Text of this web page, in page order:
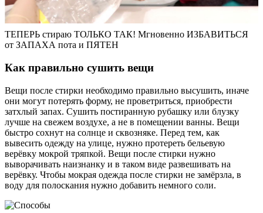
ТЕПЕРЬ стираю ТОЛЬКО ТАК! Мгновенно ИЗБАВИТЬСЯ
от ЗАПАХА пота и ПЯТЕН
Как правильно сушить вещи
Вещи после стирки необходимо правильно высушить, иначе
они могут потерять форму, не проветриться, приобрести
затхлый запах. Сушить постиранную рубашку или блузку
лучше на свежем воздухе, а не в помещении ванны. Вещи
быстро сохнут на солнце и сквозняке. Перед тем, как
вывесить одежду на улице, нужно протереть бельевую
верёвку мокрой тряпкой. Вещи после стирки нужно
выворачивать наизнанку и в таком виде развешивать на
верёвку. Чтобы мокрая одежда после стирки не замёрзла, в
воду для полоскания нужно добавить немного соли.